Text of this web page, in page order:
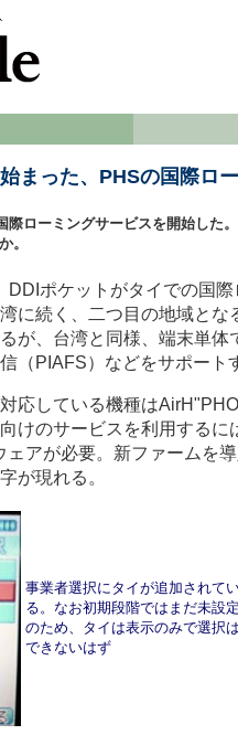
まった、PHSの国際ロ
際ローミングサービスを開始した
。
ポケットがタイでの国
に続く、二つ目の地域と
が、台湾と同様、端末単
（PIAFS）などをサポート
応している機種は
けのサービスを利用するに
ェアが必要。新ファームを
が現れる。
事業者選択にタイが追加されて
る。なお初期段階ではまだ未設定
のため、タイは表示のみで選択は
できないはず